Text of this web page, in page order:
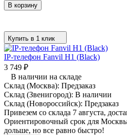
В корзину
Купить в 1 клик
IP-телефон Fanvil H1 (Black)
3 749 ₽
В наличии на складе
Склад (Москва): Предзаказ
Склад (Звенигород): В наличии
Склад (Новороссийск): Предзаказ
Привезем со склада 7 августа,
Ориентировочный срок для
дольше, но все равно быстро!